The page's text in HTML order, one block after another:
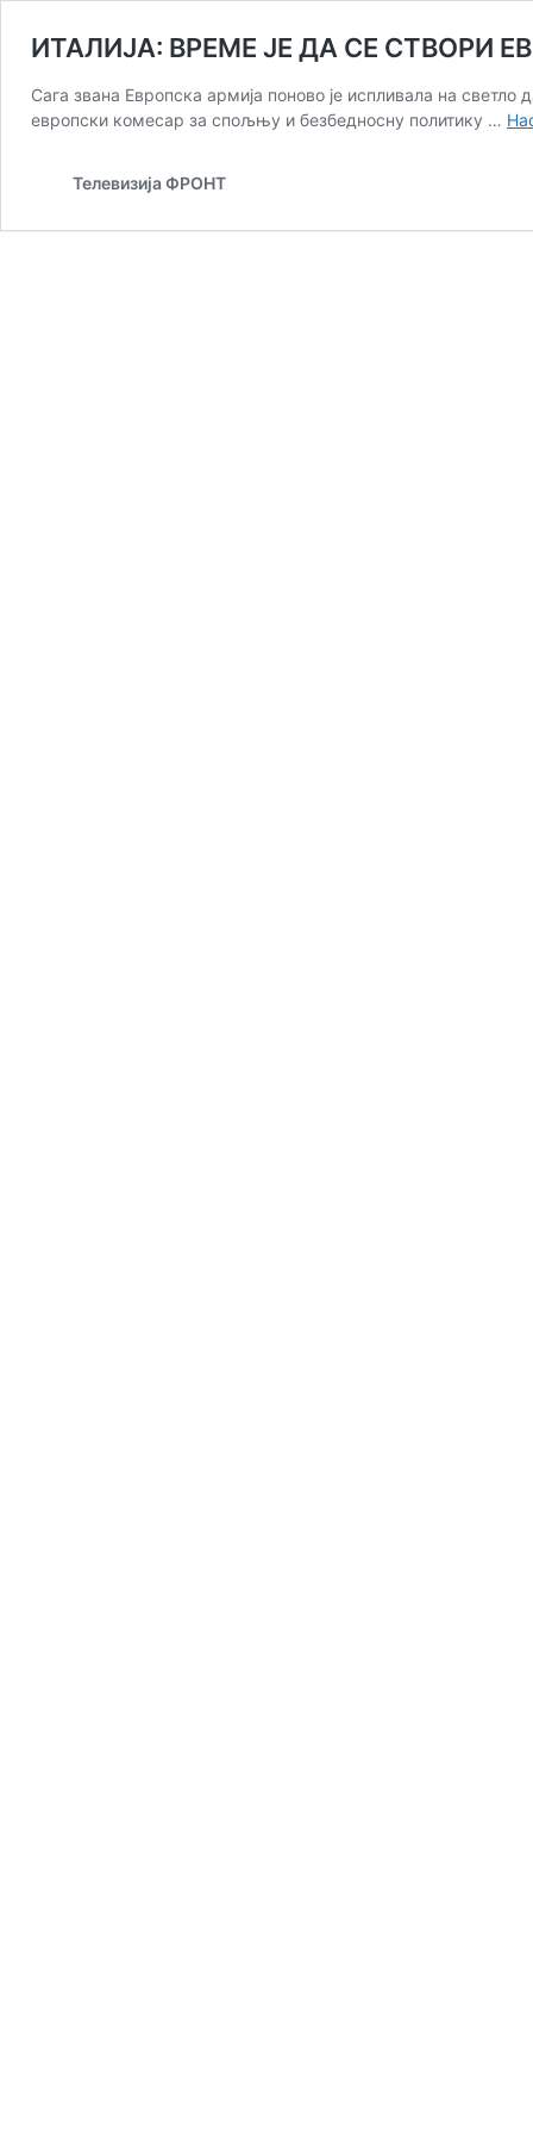
ИТАЛИЈА: ВРЕМЕ ЈЕ ДА СЕ СТВОРИ
Сага звана Европска армија поново је испливала на светло
европски комесар за спољњу и безбедносну политику …
Телевизија ФРОНТ